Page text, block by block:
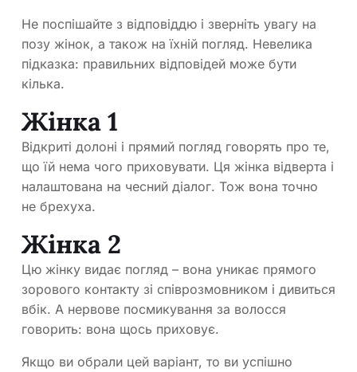
Не поспішайте з відповіддю і зверніть увагу на
позу жінок, а також на їхній погляд. Невелика
підказка: правильних відповідей може бути
кілька.
Жінка 1
Відкриті долоні і прямий погляд говорять про те,
що їй нема чого приховувати. Ця жінка відверта і
налаштована на чесний діалог. Тож вона точно
не брехуха.
Жінка 2
Цю жінку видає погляд – вона уникає прямого
зорового контакту зі співрозмовником і дивиться
вбік. А нервове посмикування за волосся
говорить: вона щось приховує.
Якщо ви обрали цей варіант, то ви успішно